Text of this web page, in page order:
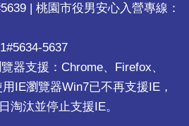
| 桃園市役男安心入營專線：
5637
器支援：Chrome、Firefox、
IE瀏覽器Win7已不再支援IE，
淘汰並停止支援IE。